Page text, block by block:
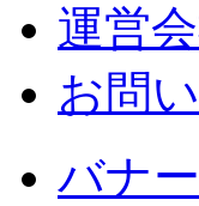
運営
お問
バナ